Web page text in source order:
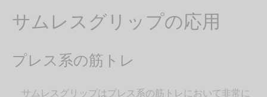
サムレスグリップの応用
プレス系の筋トレ
サムレスグリップはプレス系の筋トレにおいて非常に